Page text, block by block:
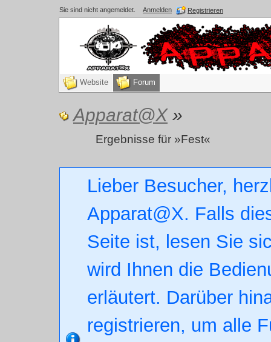
Sie sind nicht angemeldet. Anmelden Registrieren
Website Forum
Apparat@X»
Ergebnisse für »Fest«
Lieber Besucher,
Apparat@X. Falls
Seite ist, lesen Sie
wird Ihnen die
erläutert. Darüber
registrieren, um alle